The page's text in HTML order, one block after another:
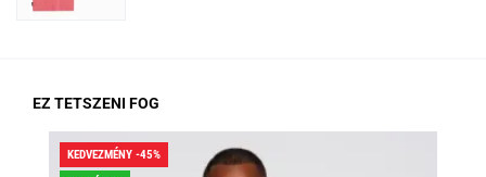
EZ TETSZENI FOG
KEDVEZMÉNY -45%